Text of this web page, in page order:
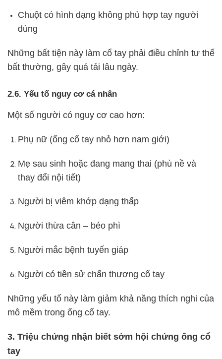
Chuột có hình dạng không phù hợp tay người
dùng
Những bất tiện này làm cổ tay phải điều chỉnh tư thế
bất thường, gây quá tải lâu ngày.
2.6. Yếu tố nguy cơ cá nhân
Một số người có nguy cơ cao hơn:
Phụ nữ (ống cổ tay nhỏ hơn nam giới)
Mẹ sau sinh hoặc đang mang thai (phù nề và
thay đổi nội tiết)
Người bị viêm khớp dạng thấp
Người thừa cân – béo phì
Người mắc bệnh tuyến giáp
Người có tiền sử chấn thương cổ tay
Những yếu tố này làm giảm khả năng thích nghi của
mô mềm trong ống cổ tay.
3. Triệu chứng nhận biết sớm hội chứng ống cổ
tay